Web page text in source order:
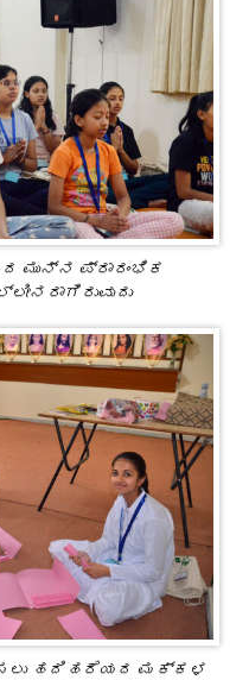
ಮುನ್ನ ಪ್ರಾರಂಭಿಕ
ಹದಿಹರೆಯದ ಮಕ್ಕಳ